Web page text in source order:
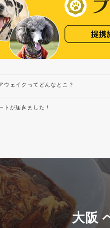
ウェイクってどんなとこ？
トが届きました！
大阪